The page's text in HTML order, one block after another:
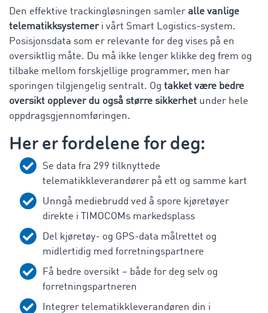
Den effektive trackingløsningen samler alle vanlige
telematikksystemeri vårt Smart Logistics-system.
Posisjonsdata som er relevante for deg vises på en
oversiktlig måte. Du må ikke lenger klikke deg frem og
tilbake mellom forskjellige programmer, men har
sporingen tilgjengelig sentralt. Og takket være bedre
oversikt opplever du også større sikkerhet under hele
oppdragsgjennomføringen.
Her er fordelene for deg:
Se data fra 299 tilknyttede
telematikkleverandører på ett og samme kart
Unngå mediebrudd ved å spore kjøretøyer
direkte i TIMOCOMs markedsplass
Del kjøretøy- og GPS-data målrettet og
midlertidig med forretningspartnere
Få bedre oversikt – både for deg selv og
forretningspartneren
Integrer telematikkleverandøren din i